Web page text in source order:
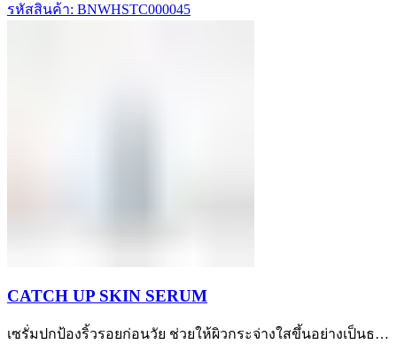
รหัสสินค้า: BNWHSTC000045
CATCH UP SKIN SERUM
เซรั่มปกป้องริ้วรอยก่อนวัย ช่วยให้ผิวกระจ่างใสขึ้นอย่างเป็นธ…